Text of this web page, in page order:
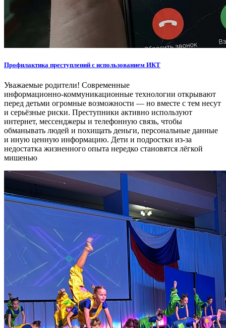
Профилактика преступлений с использованием ИКТ
Уважаемые родители! Современные
информационно‑коммуникационные технологии открывают
перед детьми огромные возможности — но вместе с тем несут
и серьёзные риски. Преступники активно используют
интернет, мессенджеры и телефонную связь, чтобы
обманывать людей и похищать деньги, персональные данные
и иную ценную информацию. Дети и подростки из‑за
недостатка жизненного опыта нередко становятся лёгкой
мишенью